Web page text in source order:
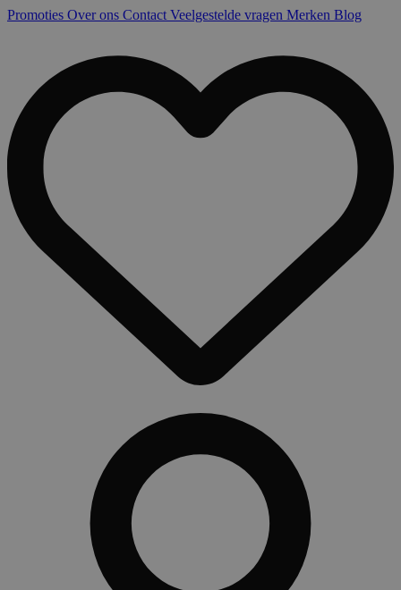
Promoties Over ons Contact Veelgestelde vragen Merken Blog